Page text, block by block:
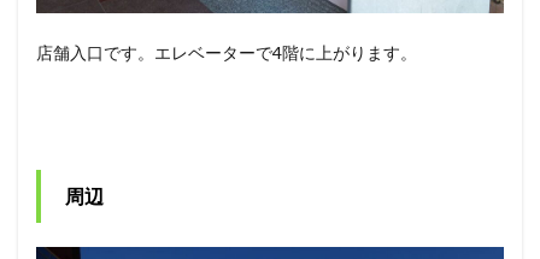
店舗入口です。エレベーターで4階に上がります。
周辺